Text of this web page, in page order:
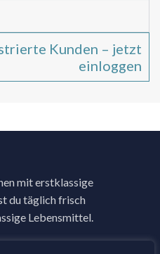
Kunden – jetzt
einloggen
mit erstklassige
du täglich frisch
Lebensmittel.